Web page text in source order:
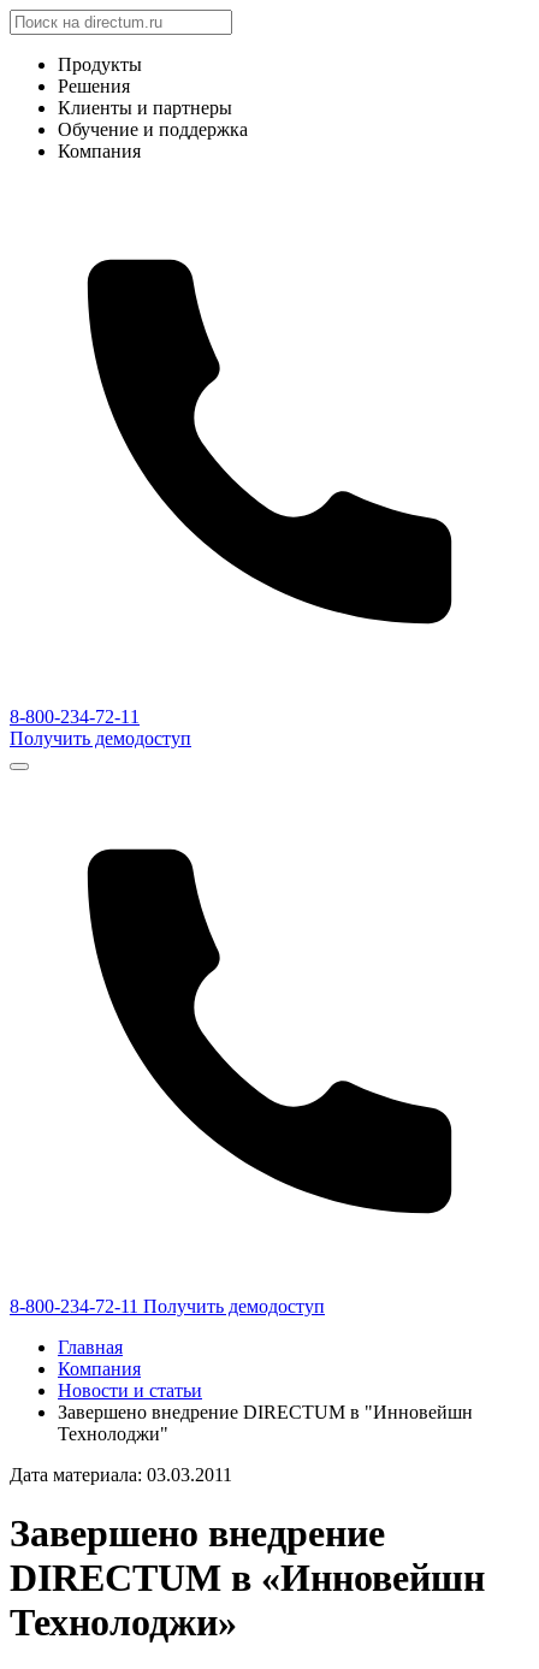
Продукты
Решения
Клиенты и партнеры
Обучение и поддержка
Компания
8-800-234-72-11
Получить демодоступ
8-800-234-72-11 Получить демодоступ
Главная
Компания
Новости и статьи
Завершено внедрение DIRECTUM в "Инновейшн
Технолоджи"
Дата материала: 03.03.2011
Завершено внедрение
DIRECTUM в «Инновейшн
Технолоджи»